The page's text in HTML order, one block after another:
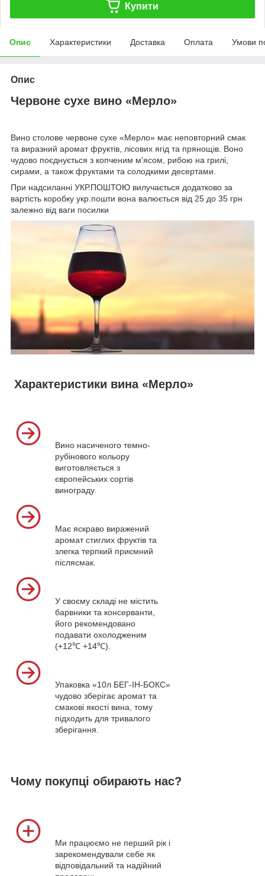
Купити
Опис Характеристики Доставка Оплата Умови
Опис
Червоне сухе вино «Мерло»
Вино столове червоне сухе «Мерло» має неповторний смак
та виразний аромат фруктів, лісових ягід та прянощів. Воно
чудово поєднується з копченим м'ясом, рибою на грилі,
сирами, а також фруктами та солодкими десертами.
При надсиланні УКР.ПОШТОЮ вилучається додатково за
вартість коробку укр.пошти вона валюється від 25 до 35 грн
залежно від ваги посилки
Характеристики вина «Мерло»
Вино насиченого темно-
рубінового кольору
виготовляється з
європейських сортів
винограду.
Має яскраво виражений
аромат стиглих фруктів та
злегка терпкий приємний
післясмак.
У своєму складі не містить
барвники та консерванти,
його рекомендовано
подавати охолодженим
(+12℃ +14℃).
Упаковка «10л БЕГ-ІН-БОКС»
чудово зберігає аромат та
смакові якості вина, тому
підходить для тривалого
зберігання.
Чому покупці обирають нас?
Ми працюємо не перший рік і
зарекомендували себе як
відповідальний та надійний